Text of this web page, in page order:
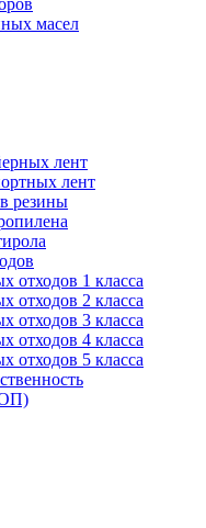
масел
лент
лент
резины
отходов 1 класса
отходов 2 класса
отходов 3 класса
отходов 4 класса
отходов 5 класса